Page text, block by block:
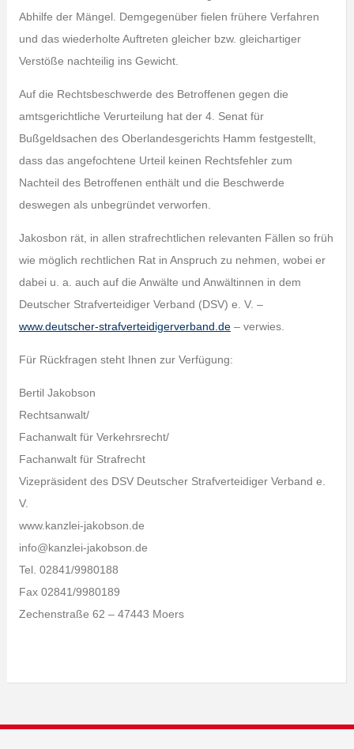
Abhilfe der Mängel. Demgegenüber fielen frühere Verfahren
und das wiederholte Auftreten gleicher bzw. gleichartiger
Verstöße nachteilig ins Gewicht.
Auf die Rechtsbeschwerde des Betroffenen gegen die
amtsgerichtliche Verurteilung hat der 4. Senat für
Bußgeldsachen des Oberlandesgerichts Hamm festgestellt,
dass das angefochtene Urteil keinen Rechtsfehler zum
Nachteil des Betroffenen enthält und die Beschwerde
deswegen als unbegründet verworfen.
Jakosbon rät, in allen strafrechtlichen relevanten Fällen so früh
wie möglich rechtlichen Rat in Anspruch zu nehmen, wobei er
dabei u. a. auch auf die Anwälte und Anwältinnen in dem
Deutscher Strafverteidiger Verband (DSV) e. V. –
www.deutscher-strafverteidigerverband.de– verwies.
Für Rückfragen steht Ihnen zur Verfügung:
Bertil Jakobson
Rechtsanwalt/
Fachanwalt für Verkehrsrecht/
Fachanwalt für Strafrecht
Vizepräsident des DSV Deutscher Strafverteidiger Verband e.
V.
www.kanzlei-jakobson.de
info@kanzlei-jakobson.de
Tel. 02841/9980188
Fax 02841/9980189
Zechenstraße 62 – 47443 Moers